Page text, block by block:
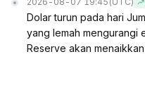
Dolar turun pada hari
yang lemah mengurangi
Reserve akan